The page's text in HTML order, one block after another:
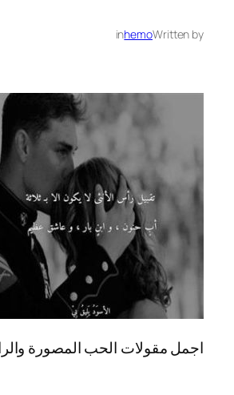
Written by
hemo
in
اجمل مقولات الحب المصورة